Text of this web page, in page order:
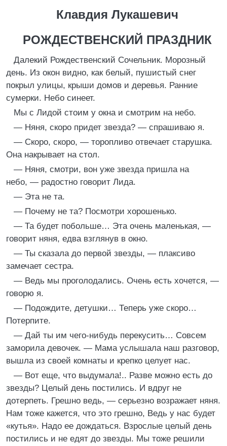
Клавдия Лукашевич
РОЖДЕСТВЕНСКИЙ ПРАЗДНИК
Далекий Рождественский Сочельник. Морозный
день. Из окон видно, как белый, пушистый снег
покрыл улицы, крыши домов и деревья. Ранние
сумерки. Небо синеет.
Мы с Лидой стоим у окна и смотрим на небо.
— Няня, скоро придет звезда? — спрашиваю я.
— Скоро, скоро, — торопливо отвечает старушка.
Она накрывает на стол.
— Няня, смотри, вон уже звезда пришла на
небо, — радостно говорит Лида.
— Эта не та.
— Почему не та? Посмотри хорошенько.
— Та будет побольше… Эта очень маленькая, —
говорит няня, едва взглянув в окно.
— Ты сказала до первой звезды, — плаксиво
замечает сестра.
— Ведь мы проголодались. Очень есть хочется, —
говорю я.
— Подождите, детушки… Теперь уже скоро…
Потерпите.
— Дай ты им чего-нибудь перекусить… Совсем
заморила девочек. — Мама услышала наш разговор,
вышла из своей комнаты и крепко целует нас.
— Вот еще, что выдумала!.. Разве можно есть до
звезды? Целый день постились. И вдруг не
дотерпеть. Грешно ведь, — серьезно возражает няня.
Нам тоже кажется, что это грешно, Ведь у нас будет
«кутья». Надо ее дождаться. Взрослые целый день
постились и не едят до звезды. Мы тоже решили